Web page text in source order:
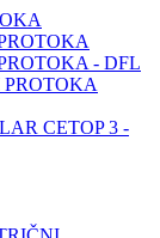
- DFL
CETOP 3 -